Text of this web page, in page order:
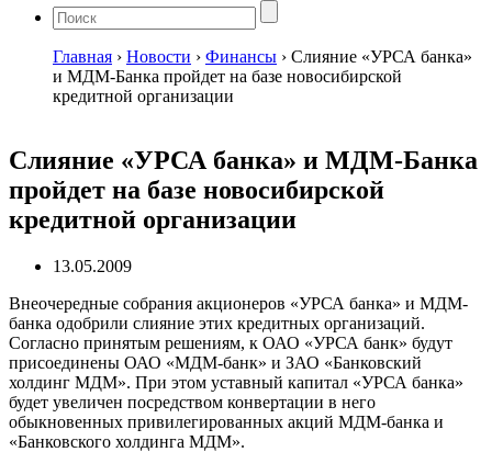
Главная › Новости › Финансы › Слияние «УРСА банка»
и МДМ-Банка пройдет на базе новосибирской
кредитной организации
Слияние «УРСА банка» и МДМ-Банка
пройдет на базе новосибирской
кредитной организации
13.05.2009
Внеочередные собрания акционеров «УРСА банка» и МДМ-
банка одобрили слияние этих кредитных организаций.
Согласно принятым решениям, к ОАО «УРСА банк» будут
присоединены ОАО «МДМ-банк» и ЗАО «Банковский
холдинг МДМ». При этом уставный капитал «УРСА банка»
будет увеличен посредством конвертации в него
обыкновенных привилегированных акций МДМ-банка и
«Банковского холдинга МДМ».